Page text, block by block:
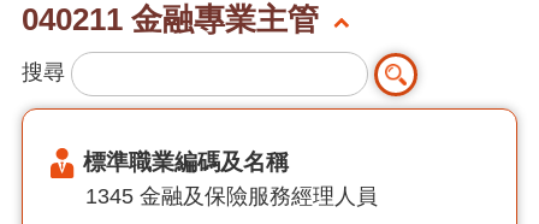
040211 金融專業主管
搜尋
標準職業編碼及名稱
1345 金融及保險服務經理人員